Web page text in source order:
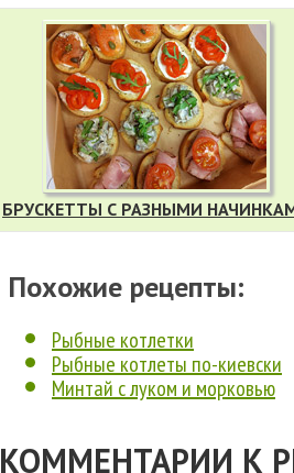
БРУСКЕТТЫ С РАЗНЫМИ
Похожие рецепты:
Рыбные котлетки
Рыбные котлеты по-киевски
Минтай с луком и морковью
КОММЕНТАРИИ К